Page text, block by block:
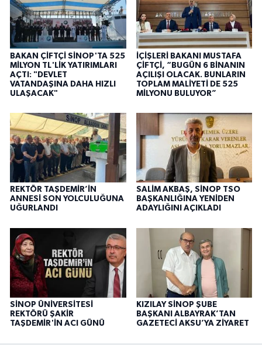
BAKAN ÇİFTÇİ SİNOP'TA 525
MİLYON TL'LİK YATIRIMLARI
AÇTI: "DEVLET
VATANDAŞINA DAHA HIZLI
ULAŞACAK"
İÇİŞLERİ BAKANI MUSTAFA
ÇİFTÇİ, “BUGÜN 6 BİNANIN
AÇILIŞI OLACAK. BUNLARIN
TOPLAM MALİYETİ DE 525
MİLYONU BULUYOR”
REKTÖR TAŞDEMİR’İN
ANNESİ SON YOLCULUĞUNA
UĞURLANDI
SALİM AKBAŞ, SİNOP TSO
BAŞKANLIĞINA YENİDEN
ADAYLIĞINI AÇIKLADI
SİNOP ÜNİVERSİTESİ
REKTÖRÜ ŞAKİR
TAŞDEMİR'İN ACI GÜNÜ
KIZILAY SİNOP ŞUBE
BAŞKANI ALBAYRAK’TAN
GAZETECİ AKSU’YA ZİYARET